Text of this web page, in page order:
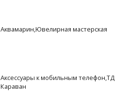
Аквамарин,Ювелирная мастерская
Аксессуары к мобильным телефон,ТД
Караван